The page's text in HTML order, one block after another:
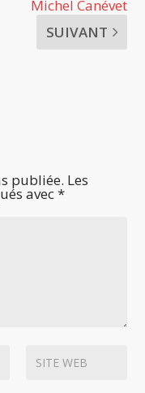
Michel Canévet
SUIVANT
publiée. Les
avec*